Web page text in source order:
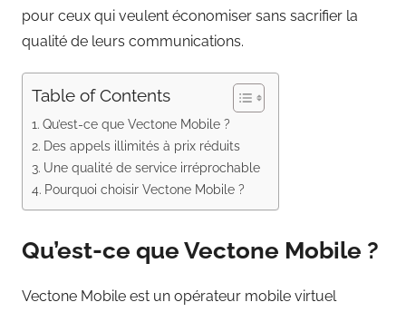
pour ceux qui veulent économiser sans sacrifier la
qualité de leurs communications.
Table of Contents
Qu’est-ce que Vectone Mobile ?
Des appels illimités à prix réduits
Une qualité de service irréprochable
Pourquoi choisir Vectone Mobile ?
Qu’est-ce que Vectone Mobile ?
Vectone Mobile est un opérateur mobile virtuel